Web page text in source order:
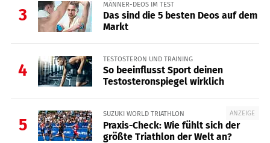
3
MÄNNER-DEOS IM TEST
Das sind die 5 besten Deos auf dem
Markt
4
TESTOSTERON UND TRAINING
So beeinflusst Sport deinen
Testosteronspiegel wirklich
5
ANZEIGE
SUZUKI WORLD TRIATHLON
Praxis-Check: Wie fühlt sich der
größte Triathlon der Welt an?